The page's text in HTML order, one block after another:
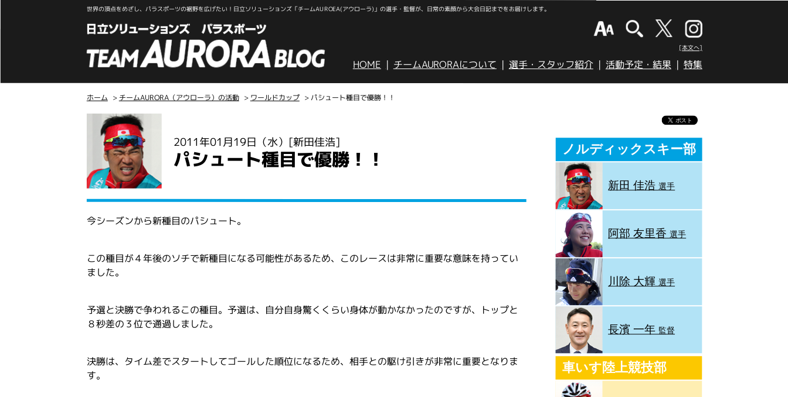
世界の頂点をめざし、パラスポーツの裾野を広げたい！日立ソリューションズ「チームAUROEA(アウローラ)」の選手・監督が、日常の素顔から大会日記までをお届けします。
[本文へ]
HOME チームAURORAについて 選手・スタッフ紹介 活動予定・結果 特集
ホーム > チームAURORA（アウローラ）の活動 > ワールドカップ > パシュート種目で優勝！！
2011年01月19日（水） [新田佳浩]
パシュート種目で優勝！！
今シーズンから新種目のパシュート。
この種目が４年後のソチで新種目になる可能性があるため、このレースは非常に重要な意味を持ってい
ました。
予選と決勝で争われるこの種目。予選は、自分自身驚くくらい身体が動かなかったのですが、トップと
８秒差の３位で通過しました。
決勝は、タイム差でスタートしてゴールした順位になるため、相手との駆け引きが非常に重要となりま
す。
ノルディックスキー部
新田 佳浩選手
阿部 友里香選手
川除 大輝選手
長濱 一年 監督
車いす陸上競技部